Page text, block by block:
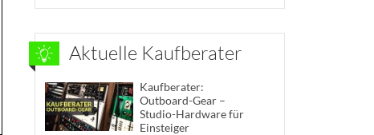
Aktuelle Kaufberater
Kaufberater:
Outboard-Gear –
Studio-Hardware für
Einsteiger